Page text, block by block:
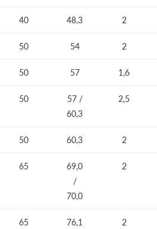
40 48,3 2
50 54 2
50 57 1,6
50
57 /
60,3
2,5
50 60,3 2
65
69,0
/
70,0
2
65 76,1 2